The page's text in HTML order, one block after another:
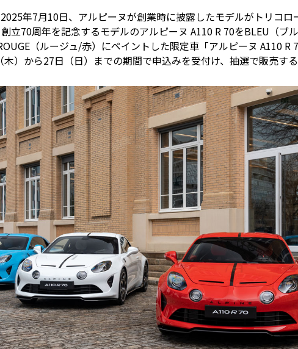
年7月10日、アルピーヌが創業時に披露したモデルがトリコロ
立70周年を記念するモデルのアルピーヌ A110 R 70をBLEU（ブル
（ルージュ/赤）にペイントした限定車「アルピーヌ A110 R
木）から27日（日）までの期間で申込みを受付け、抽選で販売する